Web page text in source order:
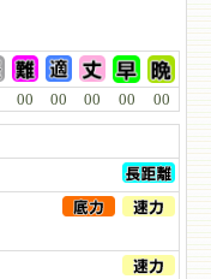
00 00 00 00 00